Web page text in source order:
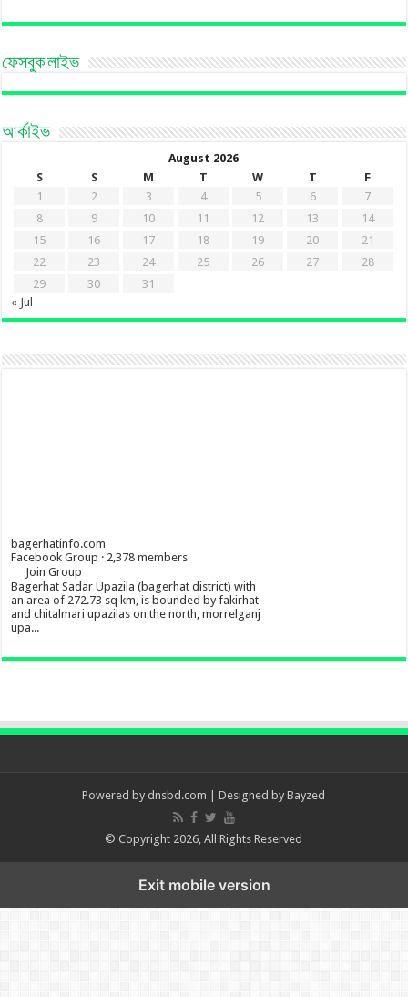
ফেসবুক লাইভ
আর্কাইভ
August 2026
S
S M T W T
F
1
2 3 4 5 6
7
8
9 10 11 12 13
14
15
16 17 18 19 20
21
22
23 24 25 26 27
28
29
30
31
« Jul
bagerhatinfo.com
Facebook Group · 2,378 members
Join Group
Bagerhat Sadar Upazila (bagerhat district) with
an area of 272.73 sq km, is bounded by fakirhat
and chitalmari upazilas on the north, morrelganj
upa...
Powered by dnsbd.com | Designed byBayzed
© Copyright 2026, All Rights Reserved
Exit mobile version